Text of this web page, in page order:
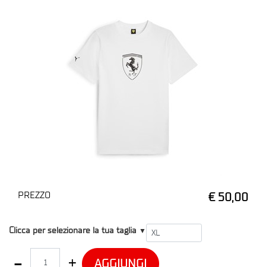
PREZZO € 50,00
T1
Clicca per selezionare la tua taglia ▼
AGGIUNGI